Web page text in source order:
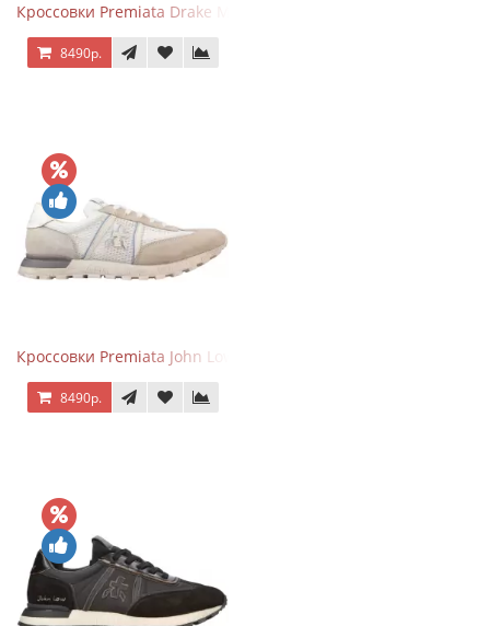
Кроссовки Premiata Drake Multi
8490р.
Кроссовки Premiata John Low Beige
8490р.